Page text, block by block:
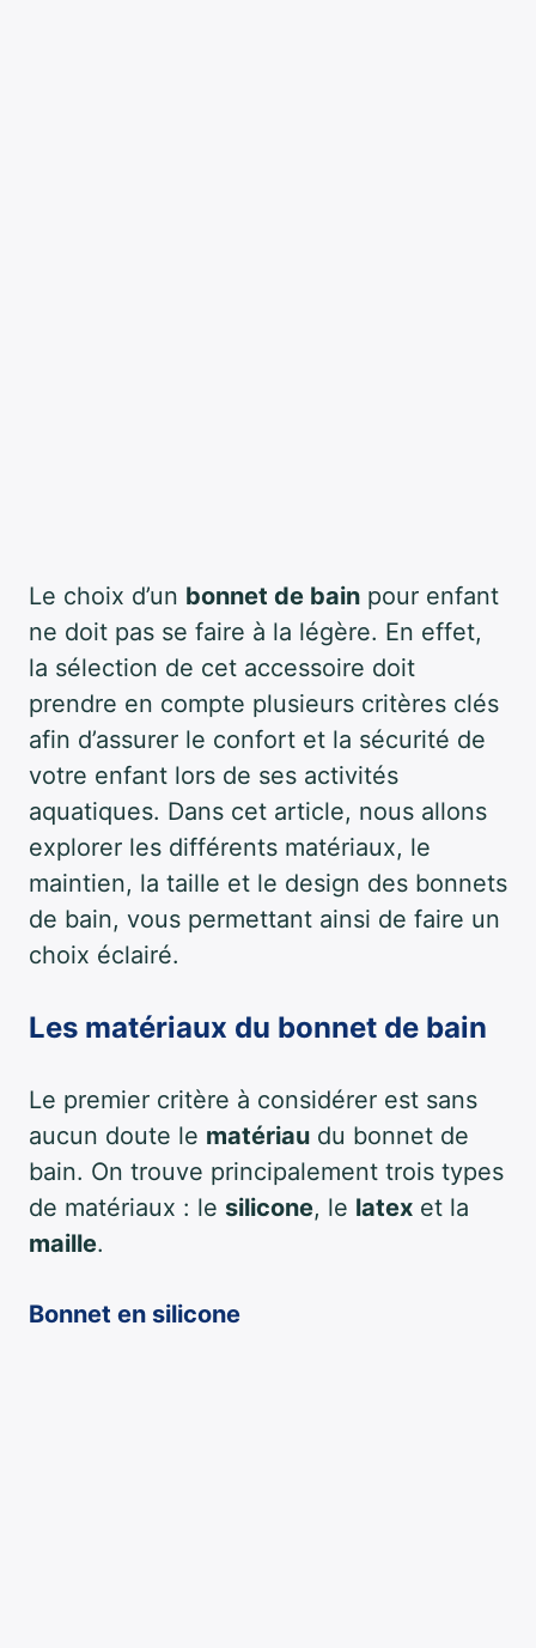
Le choix d’un bonnet de bain pour enfant
ne doit pas se faire à la légère. En effet,
la sélection de cet accessoire doit
prendre en compte plusieurs critères clés
afin d’assurer le confort et la sécurité de
votre enfant lors de ses activités
aquatiques. Dans cet article, nous allons
explorer les différents matériaux, le
maintien, la taille et le design des bonnets
de bain, vous permettant ainsi de faire un
choix éclairé.
Les matériaux du bonnet de bain
Le premier critère à considérer est sans
aucun doute le matériau du bonnet de
bain. On trouve principalement trois types
de matériaux : le silicone, le latex et la
maille.
Bonnet en silicone